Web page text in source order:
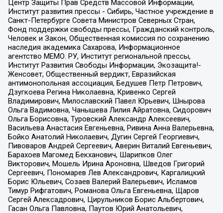
Центр Защиты Прав Средств Массовой Информации,
Институт развития прессы - Сибирь, Частное учреждение в
Санкт-Петербурге Совета Министров Северных Стран,
Фонд поддержки свободы прессы, Гражданский контроль,
Человек и Закон, Общественная комиссия по сохранению
наследия академика Сахарова, Информационное
агентство МЕМО. РУ, Институт региональной прессы,
Институт Развития Свободы Информации, Экозащита!-
Женсовет, Общественный вердикт, Евразийская
антимонопольная ассоциация, Бедушев Петр Петрович,
Дзугкоева Регина Николаевна, Кривенко Сергей
Владимирович, Милославский Павел Юрьевич, Шнырова
Ольга Вадимовна, Чанышева Лилия Айратовна, Сидорович
Ольга Борисовна, Туровский Александр Алексеевич,
Васильева Анастасия Евгеньевна, Ривина Анна Валерьевна,
Бойко Анатолий Николаевич, Дугин Сергей Георгиевич,
Пивоваров Андрей Сергеевич, Аверин Виталий Евгеньевич,
Барахоев Магомед Бекханович, Шарипков Олег
Викторович, Мошель Ирина Ароновна, Шведов Григорий
Сергеевич, Пономарев Лев Александрович, Каргалицкий
Борис Юльевич, Созаев Валерий Валерьевич, Исламов
Тимур Рифгатович, Романова Ольга Евгеньевна, Щаров
Сергей Алексадрович, Цирульников Борис Альбертович,
Гасан Ольга Павловна, Паутов Юрий Анатольевич,